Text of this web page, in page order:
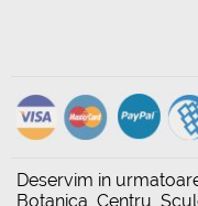
Deservim in
Botanica, Centru,